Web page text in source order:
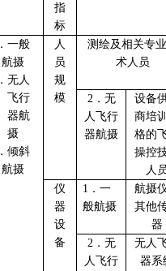
指
标
．一般
航摄
．无人
飞行
器航
摄
．倾斜
航摄
人
员
规
模
测绘及相关专
术人员
2 ．无
人飞行
器航摄
设备
商培
格的
操控
人
仪
器
设
备
1 ．一
般航摄
航摄
其他
器
2 ．无
人飞行
无人
器系